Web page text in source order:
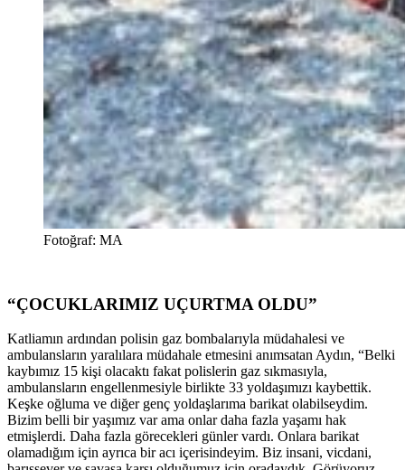
Fotoğraf: MA
“ÇOCUKLARIMIZ UÇURTMA OLDU”
Katliamın ardından polisin gaz bombalarıyla müdahalesi ve
ambulansların yaralılara müdahale etmesini anımsatan Aydın, “Belki
kaybımız 15 kişi olacaktı fakat polislerin gaz sıkmasıyla,
ambulansların engellenmesiyle birlikte 33 yoldaşımızı kaybettik.
Keşke oğluma ve diğer genç yoldaşlarıma barikat olabilseydim.
Bizim belli bir yaşımız var ama onlar daha fazla yaşamı hak
etmişlerdi. Daha fazla görecekleri günler vardı. Onlara barikat
olamadığım için ayrıca bir acı içerisindeyim. Biz insani, vicdani,